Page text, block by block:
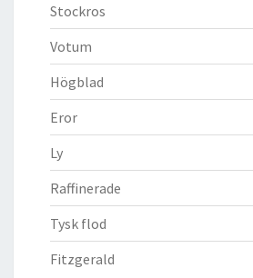
Stockros
Votum
Högblad
Eror
Ly
Raffinerade
Tysk flod
Fitzgerald